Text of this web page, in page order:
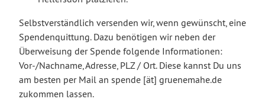
Selbstverständlich versenden wir, wenn gewünscht, eine
Spendenquittung. Dazu benötigen wir neben der
Überweisung der Spende folgende Informationen:
Vor-/Nachname, Adresse, PLZ / Ort. Diese kannst Du uns
am besten per Mail an spende [ät] gruenemahe.de
zukommen lassen.